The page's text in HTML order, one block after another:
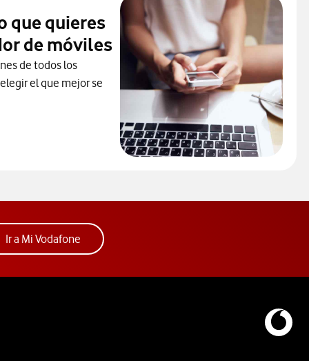
que quieres
de móviles
de todos los
el que mejor se
elegir un modelo de móvil antes de comprarlo. Abre ventana
Ir a Mi VodafoneAcceder a la app Mi Vodafone. Abre ventana